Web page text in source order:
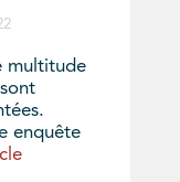
multitude
enquête